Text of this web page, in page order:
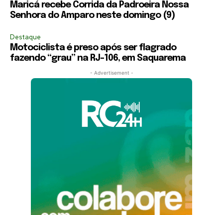
Maricá recebe Corrida da Padroeira Nossa
Senhora do Amparo neste domingo (9)
Destaque
Motociclista é preso após ser flagrado
fazendo “grau” na RJ-106, em Saquarema
- Advertisement -